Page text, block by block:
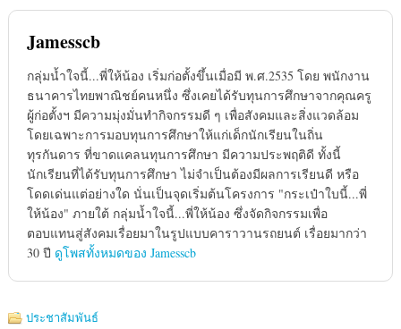
Jamesscb
กลุ่มน้ำใจนี้...พี่ให้น้อง เริ่มก่อตั้งขึ้นเมื่อมี พ.ศ.2535 โดย พนักงาน
ธนาคารไทยพาณิชย์คนหนึ่ง ซึ่งเคยได้รับทุนการศึกษาจากคุณครู
ผู้ก่อตั้งฯ มีความมุ่งมั่นทำกิจกรรมดี ๆ เพื่อสังคมและสิ่งแวดล้อม
โดยเฉพาะการมอบทุนการศึกษาให้แก่เด็กนักเรียนในถิ่น
ทุรกันดาร ที่ขาดแคลนทุนการศึกษา มีความประพฤติดี ทั้งนี้
นักเรียนที่ได้รับทุนการศึกษา ไม่จำเป็นต้องมีผลการเรียนดี หรือ
โดดเด่นแต่อย่างใด นั่นเป็นจุดเริ่มต้นโครงการ "กระเป๋าใบนี้...พี่
ให้น้อง" ภายใต้ กลุ่มน้ำใจนี้...พี่ให้น้อง ซึ่งจัดกิจกรรมเพื่อ
ตอบแทนสู่สังคมเรื่อยมาในรูปแบบคาราวานรถยนต์ เรื่อยมากว่า
30 ปี ดูโพสทั้งหมดของ Jamesscb
ประชาสัมพันธ์